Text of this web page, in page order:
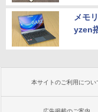
メモ
yzen
本サイトのご利用につい